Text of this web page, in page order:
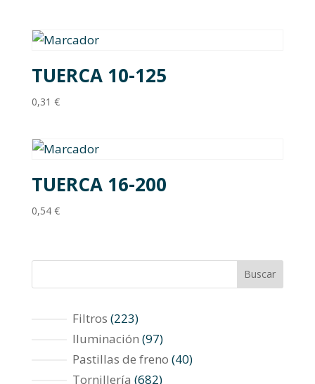
TUERCA 10-125
0,31 €
TUERCA 16-200
0,54 €
Buscar
Filtros 223223
productos
Iluminación 9797
productos
Pastillas de freno 4040
Tornillería 682682